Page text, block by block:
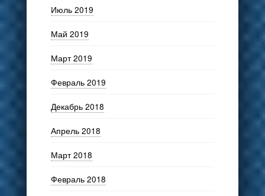
Июль 2019
Май 2019
Март 2019
Февраль 2019
Декабрь 2018
Апрель 2018
Март 2018
Февраль 2018